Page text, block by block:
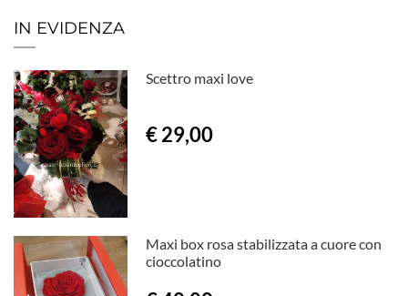
IN EVIDENZA
Scettro maxi love
€ 29,00
Maxi box rosa stabilizzata a cuore con
cioccolatino